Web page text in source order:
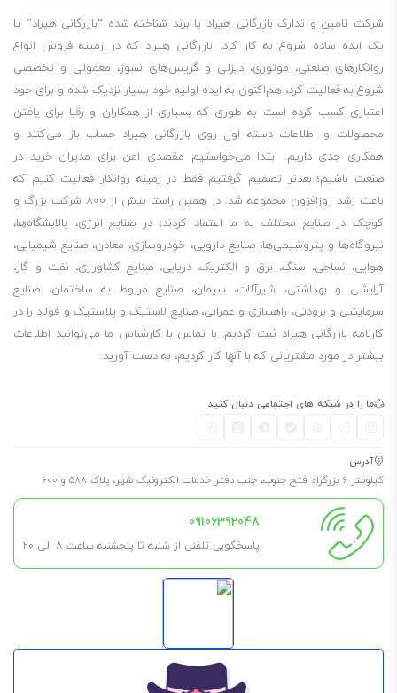
افزایش مدت فواصل تخلیه روغن
بشکه 209 لیتری
سطل 20 لیتری
شرکت تامین و تدارک بازرگانی هیراد یا برند شناخته شده “بازرگانی هیراد” بـا
یک ایده ساده شروع به کار کرد. بازرگانی هیراد که در زمینه فروش انواع
روانکارهای صنعتی، موتوری، دیزلی و گریس‌های نسوز، معمولی و تخصصی
شروع به فعالیت کرد، هم‌اکنون به ایده اولیه خود بسیار نزدیک شده و برای خود
اعتباری کسب کرده است به طوری که بسیاری از همکاران و رقبا برای یافتن
محصولات و اطلاعات دسته اول روی بازرگانی هیراد حساب باز می‌کنند و
همکاری جدی داریم. ابتدا می‌خواستیم مقصدی امن برای مدیران خرید در
صنعت باشیم؛ بعدتر تصمیم گرفتیم فقط در زمینه روانکار فعالیت کنیم که
باعث رشد روزافزون مجموعه شد. در همین راستا بیش از 800 شرکت بزرگ و
کوچک در صنایع مختلف به ما اعتماد کردند؛ در صنایع انرژی، پالایشگاه‌ها،
نیروگاه‌ها و پتروشیمی‌ها، صنایع دارویی، خودروسازی، معادن، صنایع شیمیایی،
هوایی، نساجی، سنگ، برق و الکتریک، دریایی، صنایع کشاورزی، نفت و گاز،
آرایشی و بهداشتی، شیرآلات، سیمان، صنایع مربوط به ساختمان، صنایع
سرمایشی و برودتی، راهسازی و عمرانی، صنایع لاستیک و پلاستیک و فولاد را در
کارنامه بازرگانی هیراد ثبت کردیم. با تماس با کارشناس ما می‌توانید اطلاعات
بیشتر در مورد مشتریانی که با آنها کار کردیم، به دست آورید.
ما را در شبکه های اجتماعی دنبال کنید
آدرس
کیلومتر 6 بزرگراه فتح جنوب، جنب دفتر خدمات الکترونیک شهر، پلاک 588 و 600
09106392048
پاسخگویی تلفنی از شنبه تا پنجشنبه ساعت 8 الی ۲۰